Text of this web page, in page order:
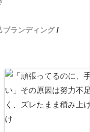
ブランディング